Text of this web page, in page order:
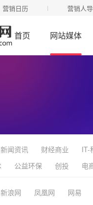
营销日历 营销人
首页 网站媒体
新闻资讯 财经商业
IT-
公益环保 创投 电
新浪网 凤凰网
网易